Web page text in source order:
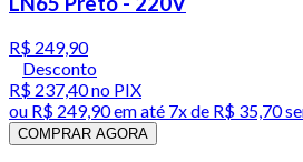
R$ 249,90
Desconto
R$ 237,40no PIX
ou R$ 249,90em até 7x de R$ 35,70
COMPRAR AGORA